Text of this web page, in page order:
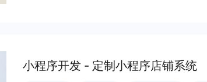
小程序开发 - 定制小程序店铺系统